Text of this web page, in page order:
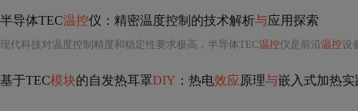
半导体TEC温控仪：精密温度控制的技术解析与应用探索
现代科技对温度控制精度和稳定性要求极高，半导体TEC温控仪是前沿温控设
基于TEC模块的自发热耳罩DIY ：热电效应原理与嵌入式加热实